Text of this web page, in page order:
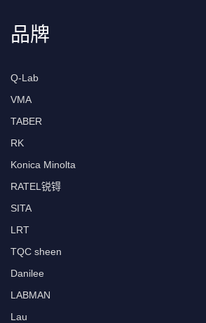
品牌
Q-Lab
VMA
TABER
RK
Konica Minolta
RATEL锐锝
SITA
LRT
TQC sheen
Danilee
LABMAN
Lau